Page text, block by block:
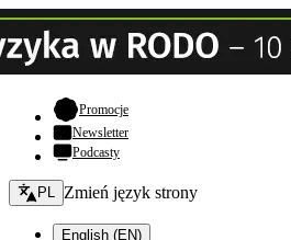
Promocje- otwiera się w nowej karcie
Newsletter
Podcasty
Zmień język - bieżący:
PL Zmień język strony
English (EN)